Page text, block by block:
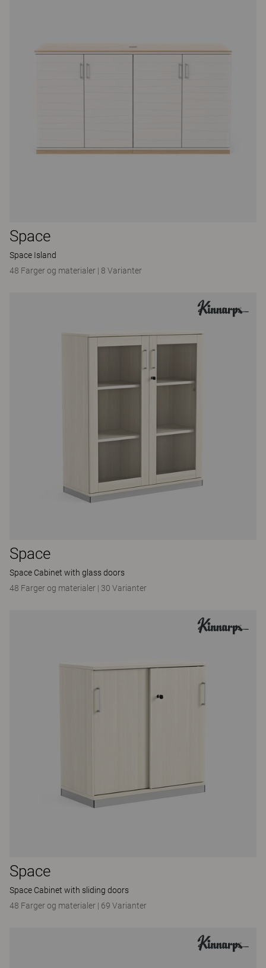
Space
Space Island
48 Farger og materialer | 8 Varianter
Space
Space Cabinet with glass doors
48 Farger og materialer | 30 Varianter
Space
Space Cabinet with sliding doors
48 Farger og materialer | 69 Varianter